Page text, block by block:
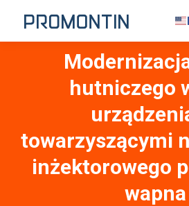
hutniczego
towarzyszącymi
inżektorowego
wapna
Jesteś tutaj: